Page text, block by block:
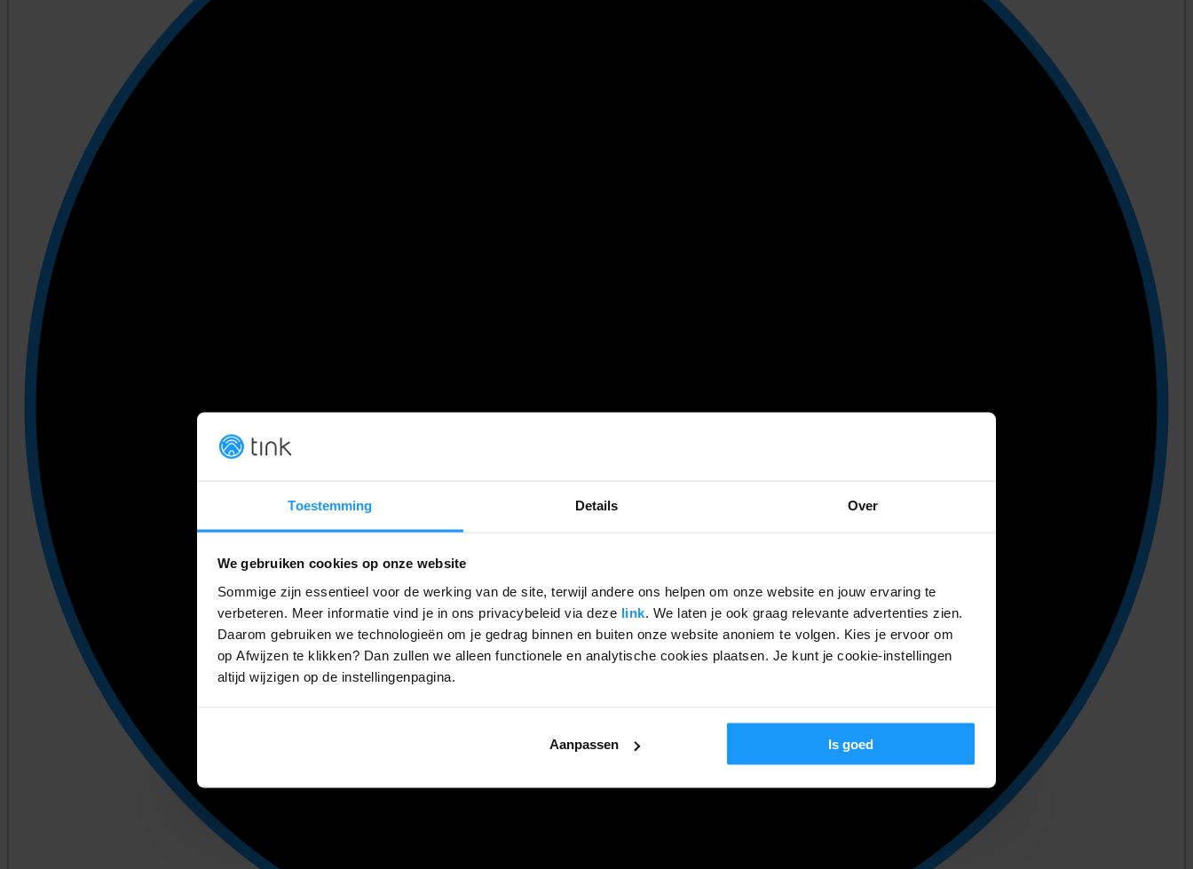
Toestemming Details Over
We gebruiken cookies op onze website
Sommige zijn essentieel voor de werking van de site, terwijl andere ons helpen om onze website en jouw ervaring te
verbeteren. Meer informatie vind je in ons privacybeleid via deze link. We laten je ook graag relevante advertenties zien.
Daarom gebruiken we technologieën om je gedrag binnen en buiten onze website anoniem te volgen. Kies je ervoor om
op Afwijzen te klikken? Dan zullen we alleen functionele en analytische cookies plaatsen. Je kunt je cookie-instellingen
altijd wijzigen op de instellingenpagina.
Aanpassen Is goed